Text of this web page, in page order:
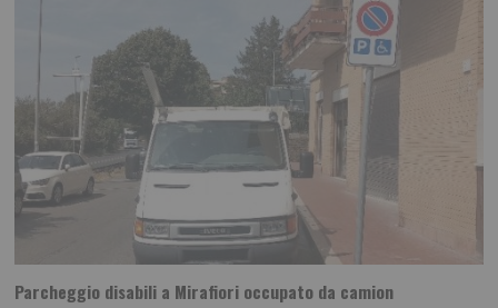
Parcheggio disabili a Mirafiori occupato da camion